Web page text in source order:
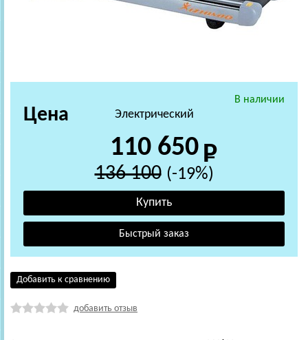
В наличии
Электрический
Цена
110 650
136 100 (-19%)
Добавить к сравнению
добавить отзыв